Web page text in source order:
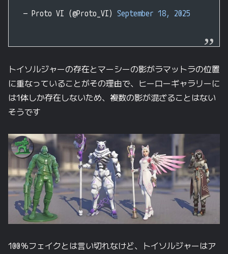
— Proto VI (@Proto_VI) September 18, 2025
トイソルジャーの存在とマーシーの影がラマットラの位置
に重なっていることがその理由で、ヒーローギャラリーに
は1体しか存在しないため、複数の影が混ざることはない
そうです
100％フェイクとは言い切れなけど、トイソルジャーはア